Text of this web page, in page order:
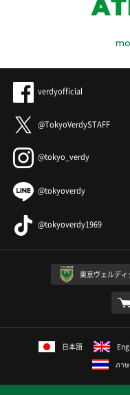
verdyofficial
@TokyoVerdySTAFF
@tokyo_verdy
@tokyoverdy
@tokyoverdy1969
東京ヴェルディ
日本語
ภาษ